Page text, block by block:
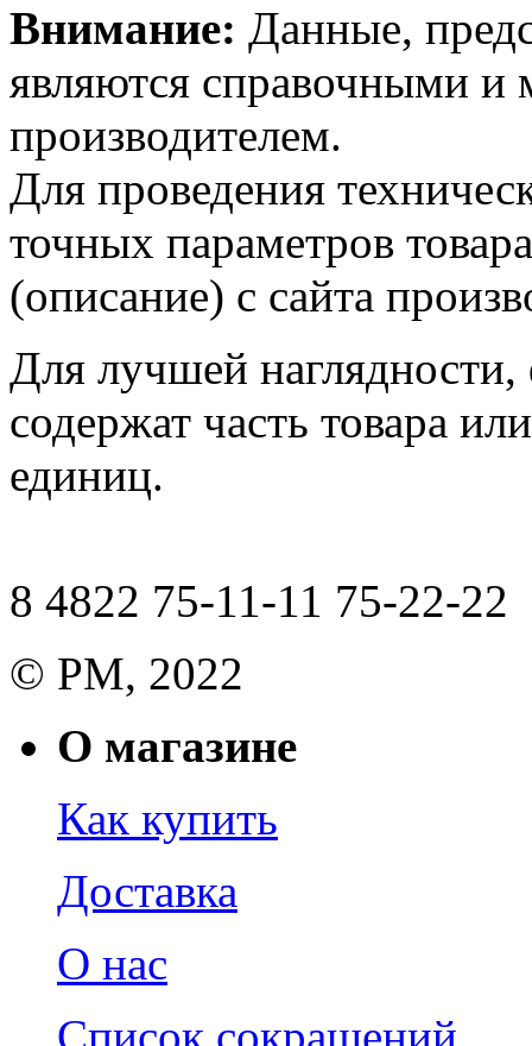
Внимание: Данные,
являются справочными и
производителем.
Для проведения
точных параметров
(описание) с сайта
Для лучшей наглядности,
содержат часть товара
единиц.
8 4822 75-11-11 75-22-22
© РМ, 2022
О магазине
Как купить
Доставка
О нас
Список сокращений